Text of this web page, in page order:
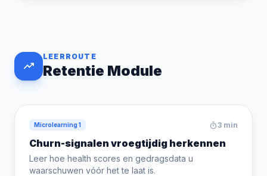
trending_up
LEERROUTE
Retentie Module
Microlearning 1 timer3 min
Churn-signalen vroegtijdig herkennen
Leer hoe health scores en gedragsdata u
waarschuwen vóór het te laat is.